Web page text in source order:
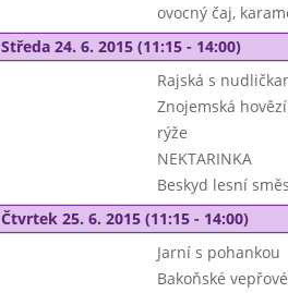
ovocný čaj,
Středa 24. 6. 2015 (11:15 - 14:00)
Rajská s
Znojemská hovězí
rýže
NEKTARINKA
Beskyd lesní
Čtvrtek 25. 6. 2015 (11:15 - 14:00)
Jarní s pohankou
Bakoňské vepřové